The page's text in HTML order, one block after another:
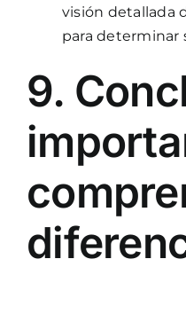
visión detallada
para determinar
9.